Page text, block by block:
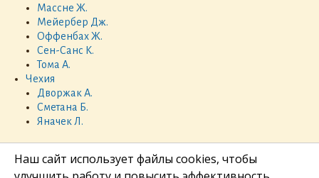
Массне Ж.
Мейербер Дж.
Оффенбах Ж.
Сен-Санс К.
Тома А.
Чехия
Дворжак А.
Сметана Б.
Яначек Л.
Наш сайт использует файлы cookies, чтобы